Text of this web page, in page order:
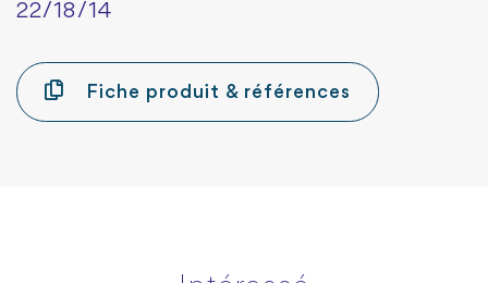
22/18/14
Fiche produit & références